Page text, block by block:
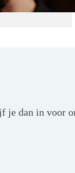
je dan in voor